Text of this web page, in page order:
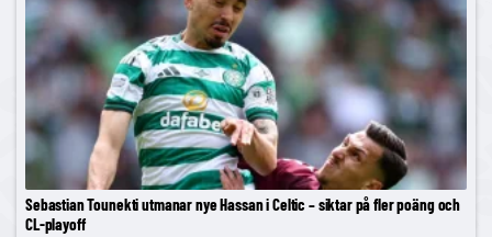
Sebastian Tounekti utmanar nye Hassan i Celtic – siktar på fler poäng och
CL-playoff